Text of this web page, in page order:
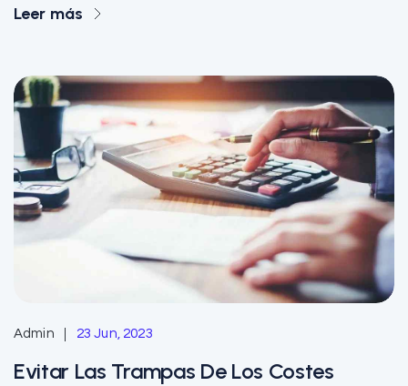
Leer más
Admin 23 Jun, 2023
Evitar Las Trampas De Los Costes